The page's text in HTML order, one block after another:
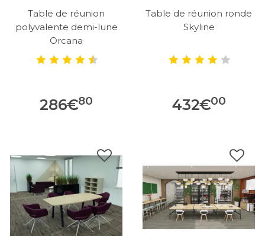
Table de réunion
polyvalente demi-lune
Orcana
286€80
Table de réunion ronde
Skyline
432€00